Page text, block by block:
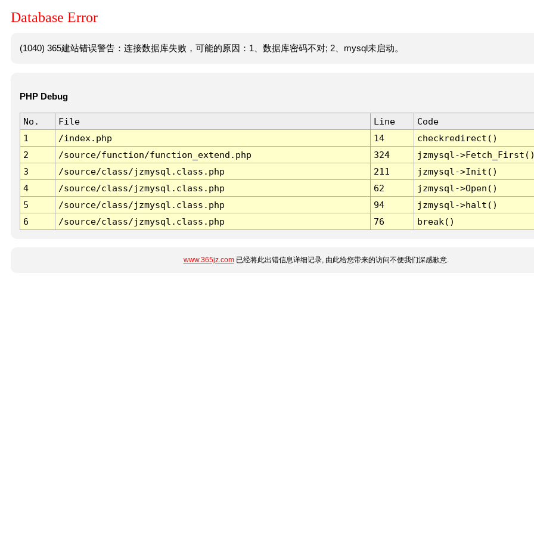
Database Error
(1040) 365建站错误警告：连接数据库失败，可能的原因：1、数据库密码不对; 2、mysql未启动。
PHP Debug
No. File Line
Code
1
/index.php 14
checkredirect()
2
/source/function/function_extend.php 324
jzmysql-
3
/source/class/jzmysql.class.php 211
jzmysql->Init()
4
/source/class/jzmysql.class.php 62
jzmysql->Open()
5
/source/class/jzmysql.class.php 94
jzmysql->halt()
6
/source/class/jzmysql.class.php 76 break()
www.365jz.com已经将此出错信息详细记录, 由此给您带来的访问不便我们深感歉意.